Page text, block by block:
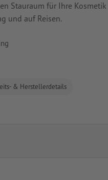
Stauraum für Ihre Kosmetik
und auf Reisen.
& Herstellerdetails